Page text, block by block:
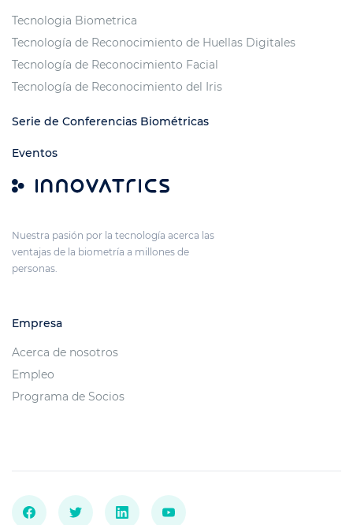
Tecnologia Biometrica
Tecnología de Reconocimiento de Huellas Digitales
Tecnología de Reconocimiento Facial
Tecnología de Reconocimiento del Iris
Serie de Conferencias Biométricas
Eventos
Nuestra pasión por la tecnología acerca las
ventajas de la biometría a millones de
personas.
Empresa
Acerca de nosotros
Empleo
Programa de Socios